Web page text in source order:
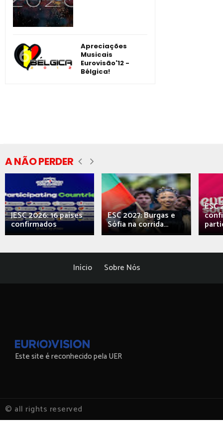
Apreciações
Musicais
Eurovisão'12 -
Bélgica!
A NÃO PERDER
JESC 2026: 16 países
confirmados
ESC 2027: Burgas e
Sófia na corrida...
ESC
Início Sobre Nós
Este site é reconhecido pela UER
© all rights reserved